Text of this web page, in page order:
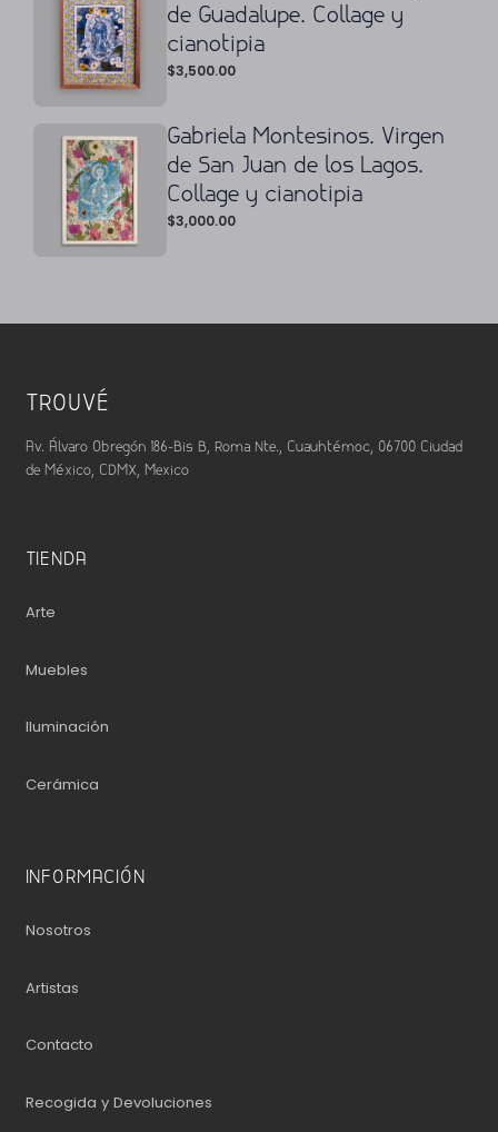
de Guadalupe. Collage y
cianotipia
$3,500.00
Gabriela Montesinos. Virgen
de San Juan de los Lagos.
Collage y cianotipia
$3,000.00
TROUVÉ
Av. Álvaro Obregón 186-Bis B, Roma Nte., Cuauhtémoc, 06700 Ciudad
de México, CDMX, Mexico
TIENDA
Arte
Muebles
Iluminación
Cerámica
INFORMACIÓN
Nosotros
Artistas
Contacto
Recogida y Devoluciones